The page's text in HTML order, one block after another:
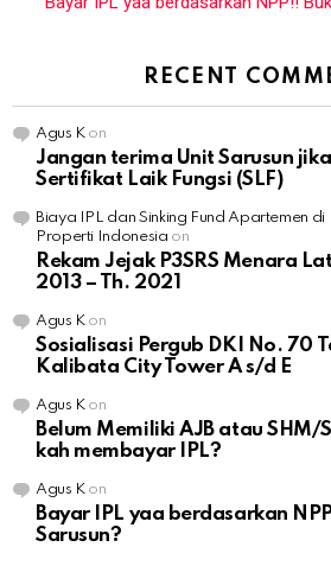
RECENT
Agus Kon
Jangan terima Unit Sarusun
Sertifikat Laik Fungsi (SLF)
Biaya IPL dan Sinking Fund Apartemen di
Properti Indonesia on
Rekam Jejak P3SRS Menara
2013 – Th. 2021
Agus Kon
Sosialisasi Pergub DKI No. 70
Kalibata City Tower A s/d E
Agus Kon
Belum Memiliki AJB atau SHM/
kah membayar IPL?
Agus Kon
Bayar IPL yaa berdasarkan
Sarusun?